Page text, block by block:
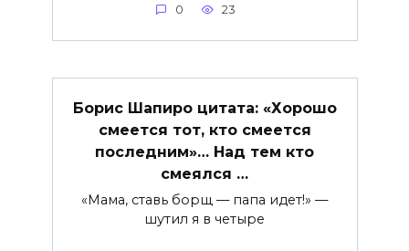
0 23
Борис Шапиро цитата: «Хорошо
смеется тот, кто смеется
последним»… Над тем кто
смеялся …
«Мама, ставь борщ — папа идет!» —
шутил я в четыре